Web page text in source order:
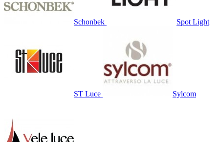
Schonbek Spot Light
ST Luce Sylcom